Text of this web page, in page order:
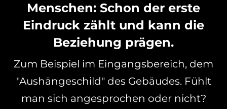
Menschen: Schon der erste
Eindruck zählt und kann die
Beziehung prägen.
Zum Beispiel im Eingangsbereich, dem
"Aushängeschild" des Gebäudes. Fühlt
man sich angesprochen oder nicht?